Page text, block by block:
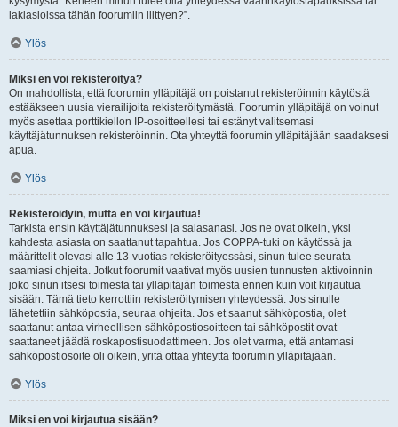
lakiasioissa tähän foorumiin liittyen?”.
Ylös
Miksi en voi rekisteröityä?
On mahdollista, että foorumin ylläpitäjä on poistanut rekisteröinnin käytöstä
estääkseen uusia vierailijoita rekisteröitymästä. Foorumin ylläpitäjä on voinut
myös asettaa porttikiellon IP-osoitteellesi tai estänyt valitsemasi
käyttäjätunnuksen rekisteröinnin. Ota yhteyttä foorumin ylläpitäjään saadaksesi
apua.
Ylös
Rekisteröidyin, mutta en voi kirjautua!
Tarkista ensin käyttäjätunnuksesi ja salasanasi. Jos ne ovat oikein, yksi
kahdesta asiasta on saattanut tapahtua. Jos COPPA-tuki on käytössä ja
määrittelit olevasi alle 13-vuotias rekisteröityessäsi, sinun tulee seurata
saamiasi ohjeita. Jotkut foorumit vaativat myös uusien tunnusten aktivoinnin
joko sinun itsesi toimesta tai ylläpitäjän toimesta ennen kuin voit kirjautua
sisään. Tämä tieto kerrottiin rekisteröitymisen yhteydessä. Jos sinulle
lähetettiin sähköpostia, seuraa ohjeita. Jos et saanut sähköpostia, olet
saattanut antaa virheellisen sähköpostiosoitteen tai sähköpostit ovat
saattaneet jäädä roskapostisuodattimeen. Jos olet varma, että antamasi
sähköpostiosoite oli oikein, yritä ottaa yhteyttä foorumin ylläpitäjään.
Ylös
Miksi en voi kirjautua sisään?